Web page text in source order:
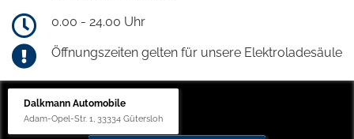
0.00 - 24.00 Uhr
Öffnungszeiten gelten für unsere Elektroladesäule
Dalkmann Automobile
Adam-Opel-Str. 1, 33334 Gütersloh